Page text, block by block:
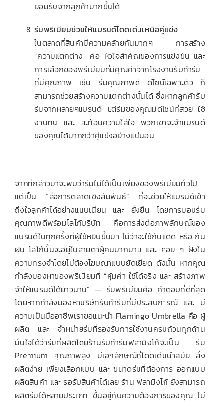
ยอมรับจากลูกค้ามากขึ้นได้
ร่มพรีเมียมช่วยให้แบรนด์โดดเด่นเหนือคู่แข่ง
ในตลาดที่สินค้ามีความคล้ายกันมากๆ การสร้าง
“ความแตกต่าง” คือ หัวใจสำคัญของการแข่งขัน และ
การเลือกของพรีเมียมที่มีคุณค่าจากโรงงานรับทำร่ม
ที่มีคุณภาพ เช่น ร่มคุณภาพดี ดีไซน์เฉพาะตัว ก็
สามารถช่วยสร้างความแตกต่างนั้นได้ ซึ่งหากลูกค้ารับ
ร่มจากหลายๆแบรนด์ แต่ร่มของคุณมีดีไซน์ที่สวย ใช้
งานทน และ สะท้อนความใส่ใจ พวกเขาจะจำแบรนด์
ของคุณได้มากกว่าคู่แข่งอย่างแน่นอน
จากที่กล่าวมาจะพบว่าร่มไม่ได้เป็นเพียงของพรีเมียมทั่วไป
แต่เป็น “สื่อการตลาดเชิงสัมพันธ์” ที่จะช่วยให้แบรนด์เข้า
ถึงใจลูกค้าได้อย่างแนบเนียน และ ยั่งยืน โดยการมอบร่ม
คุณภาพดีพร้อมโลโก้บริษัท คือการส่งต่อภาพลักษณ์ของ
แบรนด์ในทุกครั้งที่ผู้ใช้หยิบขึ้นมา ไม่ว่าจะใช้กันแดด หรือ กัน
ฝน โลโก้นั้นจะอยู่ในสายตาผู้คนมากมาย และ ค่อย ๆ ฝังใน
ความทรงจำโดยไม่ต้องโฆษณาแบบยัดเยียด ดังนั้น หากคุณ
กำลังมองหาของพรีเมียมที่ “คุ้มค่า ใช้ได้จริง และ สร้างภาพ
จำให้แบรนด์ได้ยาวนาน” — ร่มพรีเมียมคือ คำตอบที่ดีที่สุด
โดยหากกำลังมองหาบริษัทรับทำร่มที่มีประสบการณ์ และ มี
ความเป็นมืออาชีพเราขอแนะนำ Flamingo Umbrella คือ ผู้
ผลิต และ จำหน่ายร่มที่รองรับการใช้งานครบถ้วนทุกด้าน
มั่นใจได้ว่าร่มที่ผลิตโดยร้านรับทำร่มฟลามิงโก้จะเป็น ร่ม
Premium คุณภาพสูง มีเอกลักษณ์ที่โดดเด่นนำสมัย สั่ง
ผลิตง่าย เพียงเลือกแบบ และ ขนาดร่มที่ต้องการ ออกแบบ
ผลิตสินค้า และ รอรับสินค้าได้เลย ร้าน ฟลามิงโก้ ยังสามารถ
ผลิตร่มได้หลายประเภท ขึ้นอยู่กับความต้องการของคุณ ไม่